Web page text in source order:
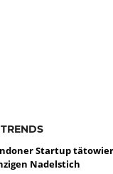
Startup
Nadelstich